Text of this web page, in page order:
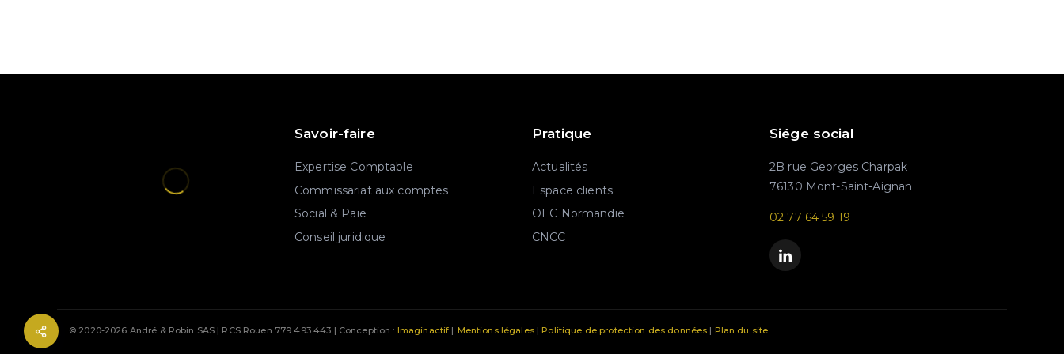
Savoir-faire
Expertise Comptable
Commissariat aux comptes
Social & Paie
Conseil juridique
Pratique
Actualités
Espace clients
OEC Normandie
CNCC
Siége social
2B rue Georges Charpak
76130 Mont-Saint-Aignan
02 77 64 59 19
© 2020-2026 André & Robin SAS | RCS Rouen 779 493 443 | Conception : Imaginactif | Mentions légales|Politique de protection des données | Plan du site